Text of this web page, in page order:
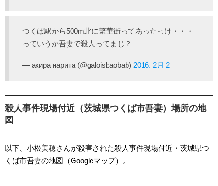
つくば駅から500m北に繁華街ってあったっけ・・・
っていうか吾妻で殺人ってまじ？
— акира нарита (@galoisbaobab) 2016, 2月 2
殺人事件現場付近（茨城県つくば市吾妻）場所の地
図
以下、小松美穂さんが殺害された殺人事件現場付近・茨城県つ
くば市吾妻の地図（Googleマップ）。